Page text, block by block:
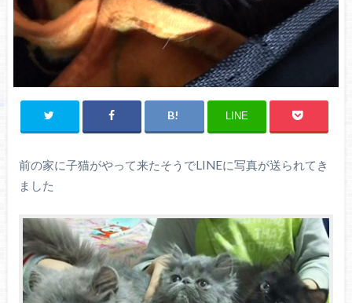
LINE
前の家に子猫がやって来たそうでLINEに写真が送られてき
ました